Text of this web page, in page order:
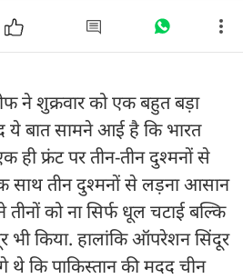
ने शुक्रवार को एक बहुत बड़ा
ये बात सामने आई है कि भारत
फ्रंट पर तीन-तीन दुश्मनों से
साथ तीन दुश्मनों से लड़ना आसान
तीनों को ना सिर्फ धूल चटाई बल्कि
किया. हालांकि ऑपरेशन सिंदूर
थे कि पाकिस्तान की मदद चीन